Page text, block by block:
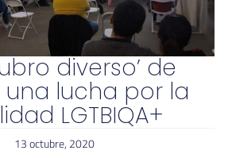
diverso’ de
una lucha por la
LGTBIQA+
13 octubre, 2020